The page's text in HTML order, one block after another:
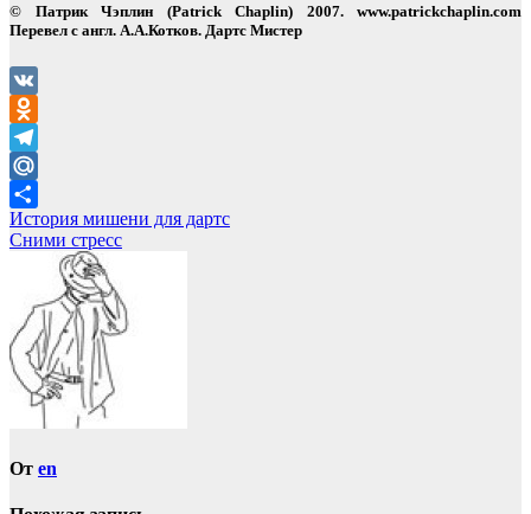
© Патрик Чэплин (Patrick Chaplin) 2007. www.patrickchaplin.com
Перевел с англ. А.А.Котков. Дартс Мистер
VK
Odnoklassniki
Telegram
Mail.Ru
Отправить
Навигация
по
записям
История мишени для дартс
Сними стресс
От en